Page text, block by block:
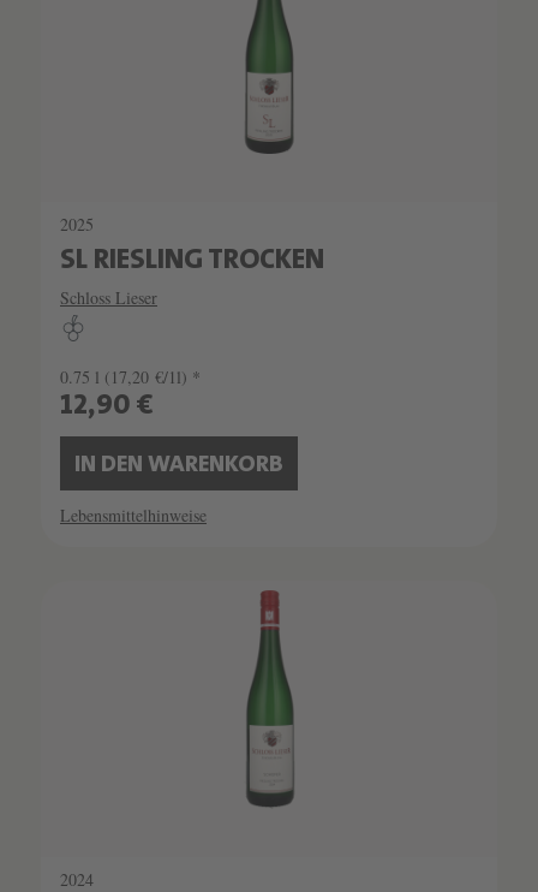
2025
SL RIESLING TROCKEN
Schloss Lieser
0.75 l (17,20 €/1l) *
12,90 €
IN DEN WARENKORB
Lebensmittelhinweise
2024